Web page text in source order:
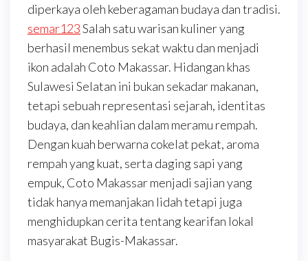
diperkaya oleh keberagaman budaya dan tradisi.
semar123Salah satu warisan kuliner yang
berhasil menembus sekat waktu dan menjadi
ikon adalah Coto Makassar. Hidangan khas
Sulawesi Selatan ini bukan sekadar makanan,
tetapi sebuah representasi sejarah, identitas
budaya, dan keahlian dalam meramu rempah.
Dengan kuah berwarna cokelat pekat, aroma
rempah yang kuat, serta daging sapi yang
empuk, Coto Makassar menjadi sajian yang
tidak hanya memanjakan lidah tetapi juga
menghidupkan cerita tentang kearifan lokal
masyarakat Bugis-Makassar.